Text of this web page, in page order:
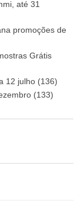
até 31
promoções de
Grátis
12 julho (136)
(133)